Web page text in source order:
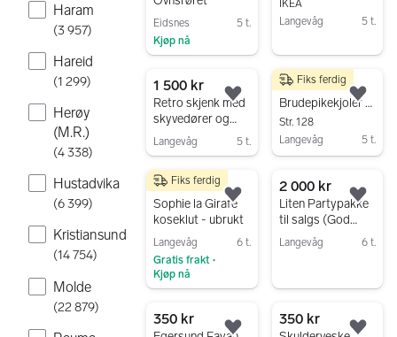
Haram
(3 957)
Hareid
(1 299)
Herøy
(M.R.)
(4 338)
Hustadvika
(6 399)
Kristiansund
(14 754)
Molde
(22 879)
Eidsnes
5 t.
Kjøp nå
IKEA
Langevåg
5 t.
1 500 kr
Retro skjenk med
skyvedører og
skuffer hvit og
brun
Langevåg 5 t.
Legg til som favoritt.
400 kr
Brudepikekjoler 122/128 og 134/140
Str. 128
Langevåg
5 t.
Fiks ferdig
150 kr
Sophie la Girafe
koseklut - ubrukt
Langevåg
6 t.
Gratis frakt •
Kjøp nå
Fiks ferdig
Legg til som favoritt.
2 000 kr
Liten Partypakke
til salgs (God
verdi)
Langevåg 6 t.
350 kr 350 kr